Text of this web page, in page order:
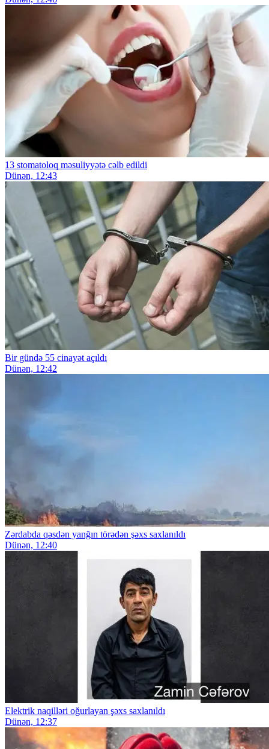
13 stomatoloq məsuliyyətə cəlb edildi
Dünən, 12:43
Bir gündə 55 cinayət açıldı
Dünən, 12:42
Zərdabda qəsdən yanğın törədən şəxs saxlanıldı
Dünən, 12:40
Elektrik naqilləri oğurlayan şəxs saxlanıldı
Dünən, 12:37